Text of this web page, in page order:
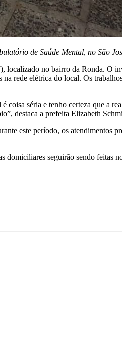
de Saúde Mental, no São
localizado no bairro da Ronda. O
rede elétrica do local. Os
séria e tenho certeza que a
destaca a prefeita Elizabeth
este período, os atendimentos
domiciliares seguirão sendo feitas